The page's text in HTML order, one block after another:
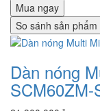
Mua ngay
So sánh sản phẩm
Dàn nóng